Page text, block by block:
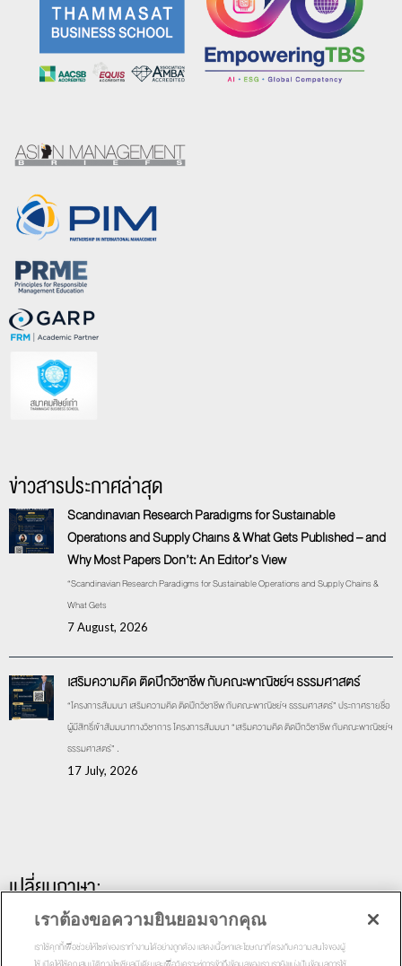
ข่าวสารประกาศล่าสุด
Scandinavian Research Paradigms for Sustainable
Operations and Supply Chains & What Gets Published – and
Why Most Papers Don’t: An Editor’s View
“Scandinavian Research Paradigms for Sustainable Operations and Supply Chains &
What Gets
7 August, 2026
เสริมความคิด ติดปีกวิชาชีพ กับคณะพาณิชย์ฯ ธรรมศาสตร์
“โครงการสัมมนา เสริมความคิด ติดปีกวิชาชีพ กับคณะพาณิชย์ฯ ธรรมศาสตร์” ประกาศรายชื่อ
ผู้มีสิทธิ์เข้าสัมมนาทางวิชาการ โครงการสัมมนา “เสริมความคิด ติดปีกวิชาชีพ กับคณะพาณิชย์ฯ
ธรรมศาสตร์” .
17 July, 2026
เปลี่ยนภาษา:
เราต้องขอความยินยอมจากคุณ
เราใช้คุกกี้เพื่อช่วยให้ไซต์ของเราทำงานได้อย่างถูกต้อง แสดงเนื้อหาและโฆษณาที่ตรงกับความสนใจของผู้